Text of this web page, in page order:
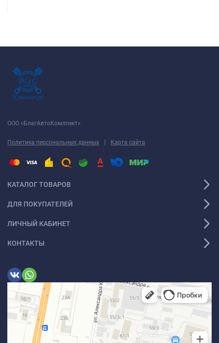
ООО «БлагАвтоКомлпект»
Политика персональных данных | Карта сайта
КАТАЛОГ ТОВАРОВ
ДЛЯ ПОКУПАТЕЛЕЙ
ЛИЧНЫЙ КАБИНЕТ
КОНТАКТЫ